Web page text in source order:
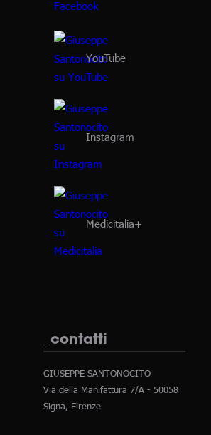
YouTube
Instagram
Medicitalia+
_contatti
GIUSEPPE SANTONOCITO
Via della Manifattura 7/A - 50058
Signa, Firenze